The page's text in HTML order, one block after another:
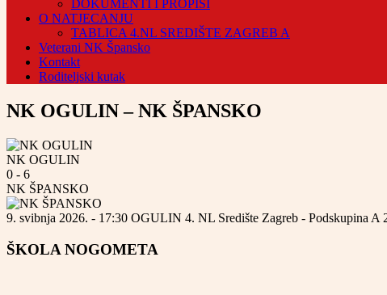
DOKUMENTI I PROPISI
O NATJECANJU
TABLICA 4.NL SREDIŠTE ZAGREB A
Veterani NK Špansko
Kontakt
Roditeljski kutak
NK OGULIN – NK ŠPANSKO
NK OGULIN
0 - 6
NK ŠPANSKO
9. svibnja 2026. - 17:30 OGULIN 4. NL Središte Zagreb - Podskupina A
ŠKOLA NOGOMETA